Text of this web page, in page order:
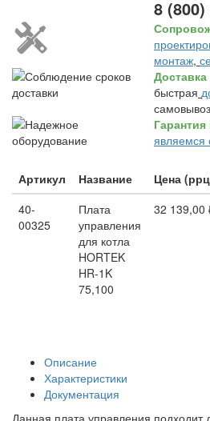
8 (800)
монтаж,
быстрая
самовывоз
Гарантия
Артикул Название Цена
40-
00325
Плата
управления
для котла
HORTEK
HR-1K
75,100
32 139,00
Описание
Характеристики
Документация
Данная плата управления подходит